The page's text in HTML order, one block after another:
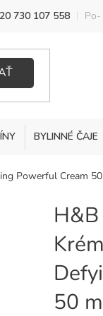
730 107 558
BYLINNÉ ČAJE
Powerful Cream
50